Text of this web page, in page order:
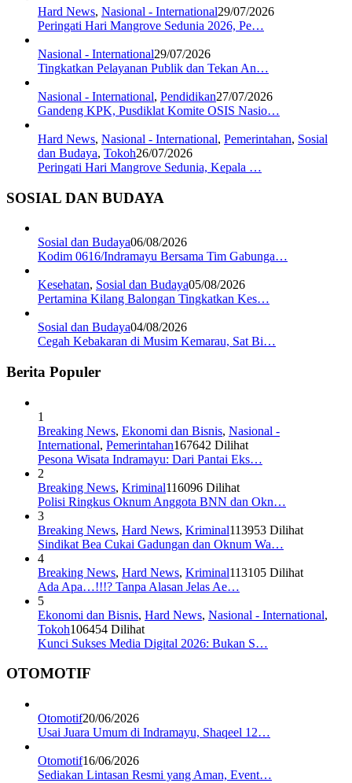
Hard News, Nasional - International29/07/2026
Peringati Hari Mangrove Sedunia 2026, Pe…
Nasional - International29/07/2026
Tingkatkan Pelayanan Publik dan Tekan An…
Nasional - International, Pendidikan27/07/2026
Gandeng KPK, Pusdiklat Komite OSIS Nasio…
Hard News, Nasional - International, Pemerintahan, Sosial
dan Budaya, Tokoh26/07/2026
Peringati Hari Mangrove Sedunia, Kepala …
SOSIAL DAN BUDAYA
Sosial dan Budaya06/08/2026
Kodim 0616/Indramayu Bersama Tim Gabunga…
Kesehatan, Sosial dan Budaya05/08/2026
Pertamina Kilang Balongan Tingkatkan Kes…
Sosial dan Budaya04/08/2026
Cegah Kebakaran di Musim Kemarau, Sat Bi…
Berita Populer
1
Breaking News, Ekonomi dan Bisnis, Nasional -
International, Pemerintahan167642 Dilihat
Pesona Wisata Indramayu: Dari Pantai Eks…
2
Breaking News, Kriminal116096 Dilihat
Polisi Ringkus Oknum Anggota BNN dan Okn…
3
Breaking News, Hard News, Kriminal113953 Dilihat
Sindikat Bea Cukai Gadungan dan Oknum Wa…
4
Breaking News, Hard News, Kriminal113105 Dilihat
Ada Apa…!!!? Tanpa Alasan Jelas Ae…
5
Ekonomi dan Bisnis, Hard News, Nasional - International,
Tokoh106454 Dilihat
Kunci Sukses Media Digital 2026: Bukan S…
OTOMOTIF
Otomotif20/06/2026
Usai Juara Umum di Indramayu, Shaqeel 12…
Otomotif16/06/2026
Sediakan Lintasan Resmi yang Aman, Event…